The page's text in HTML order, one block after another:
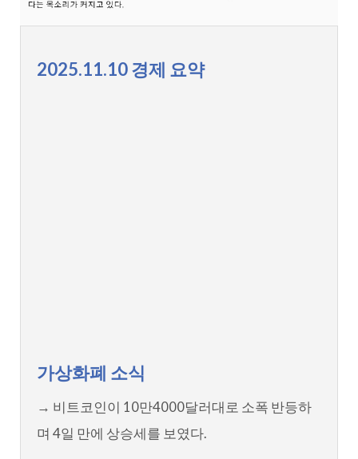
2025.11.10 경제 요약
가상화폐 소식
→ 비트코인이 10만4000달러대로 소폭 반등하
며 4일 만에 상승세를 보였다.